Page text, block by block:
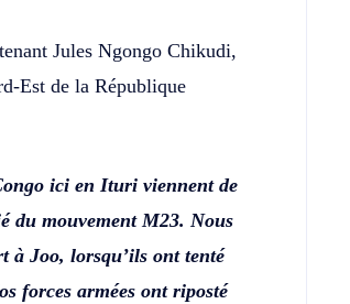
Jules Ngongo Chikudi,
Est de la République
ici en Ituri viennent de
du mouvement M23. Nous
à Joo, lorsqu’ils ont tenté
forces armées ont riposté